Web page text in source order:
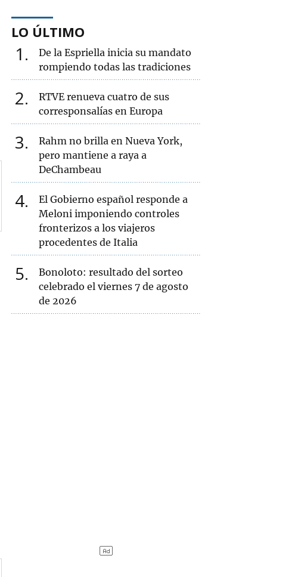
LO ÚLTIMO
1
De la Espriella inicia su mandato
rompiendo todas las tradiciones
2
RTVE renueva cuatro de sus
corresponsalías en Europa
3
Rahm no brilla en Nueva York,
pero mantiene a raya a
DeChambeau
4
El Gobierno español responde a
Meloni imponiendo controles
fronterizos a los viajeros
procedentes de Italia
5
Bonoloto: resultado del sorteo
celebrado el viernes 7 de agosto
de 2026